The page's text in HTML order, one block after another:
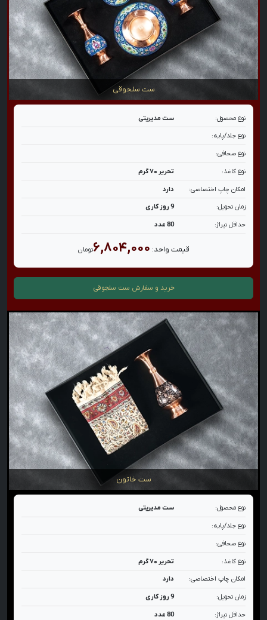
ست سلجوقی
نوع محصول: ست مدیریتی
نوع جلد/پایه:
نوع صحافی:
نوع کاغذ: تحریر ۷۰ گرم
امکان چاپ اختصاصی: دارد
زمان تحویل: 9 روز کاری
حداقل تیراژ: 80 عدد
قیمت واحد: ۶,۸۰۴,۰۰۰تومان
خرید و سفارش ست سلجوقی
ست خاتون
نوع محصول: ست مدیریتی
نوع جلد/پایه:
نوع صحافی:
نوع کاغذ: تحریر ۷۰ گرم
امکان چاپ اختصاصی: دارد
زمان تحویل: 9 روز کاری
حداقل تیراژ: 80 عدد